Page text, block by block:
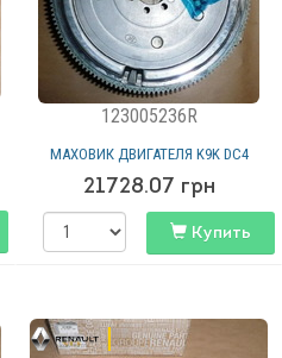
123005236R
МАХОВИК ДВИГАТЕЛЯ K9K DC4
21728.07 грн
Купить